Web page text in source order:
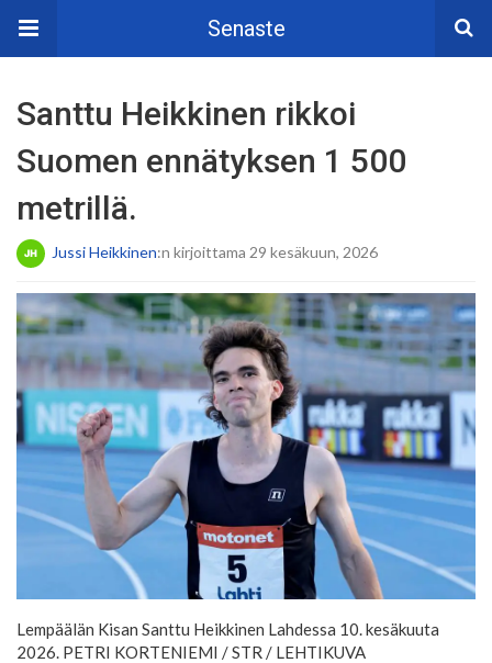
Senaste
Santtu Heikkinen rikkoi
Suomen ennätyksen 1 500
metrillä.
Jussi Heikkinen:n kirjoittama 29 kesäkuun, 2026
Lempäälän Kisan Santtu Heikkinen Lahdessa 10. kesäkuuta
2026. PETRI KORTENIEMI /STR / LEHTIKUVA